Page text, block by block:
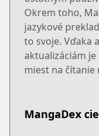
Okrem toho,
jazykové
to svoje. Vďaka
aktualizáciám
miest na čítanie
MangaDex